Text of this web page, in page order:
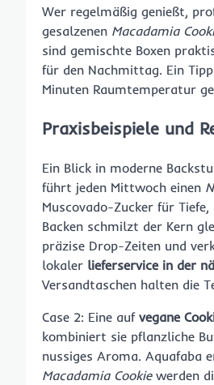
Wer regelmäßig genießt,
gesalzenen Macadamia
sind gemischte Boxen
für den Nachmittag. Ein
Minuten Raumtemperatur
Praxisbeispiele und
Ein Blick in moderne
führt jeden Mittwoch einen
Muscovado-Zucker für
Backen schmilzt der Kern
präzise Drop-Zeiten und
lokaler lieferservice in der
Versandtaschen halten die
Case 2: Eine auf vegane
kombiniert sie pflanzliche
nussiges Aroma. Aquafaba
Macadamia Cookiewerden